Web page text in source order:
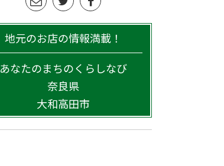
地元のお店の情報満載！
あなたのまちのくらしなび
奈良県
大和高田市